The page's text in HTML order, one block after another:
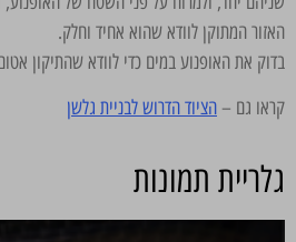
האזור המתוקן לוודא שהוא אחיד וחלק.
בדוק את האופנוע במים כדי לוודא שהתיקון
קראו גם – הציוד הדרוש לבניית גלשן
גלריית תמונות